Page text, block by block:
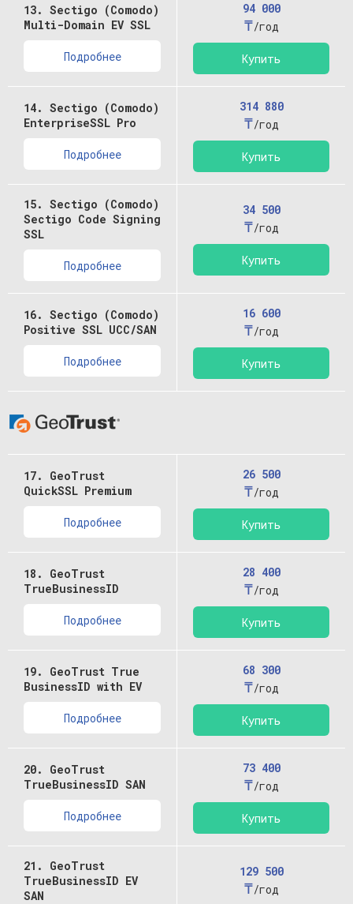
13. Sectigo (Comodo)
Multi-Domain EV SSL
Подробнее
94 000
₸/год
Купить
14. Sectigo (Comodo)
EnterpriseSSL Pro
Подробнее
314 880
₸/год
Купить
15. Sectigo (Comodo)
Sectigo Code Signing
SSL
Подробнее
34 500
₸/год
Купить
16. Sectigo (Comodo)
Positive SSL UCC/SAN
Подробнее
16 600
₸/год
Купить
17. GeoTrust
QuickSSL Premium
Подробнее
26 500
₸/год
Купить
18. GeoTrust
TrueBusinessID
Подробнее
28 400
₸/год
Купить
19. GeoTrust True
BusinessID with EV
Подробнее
68 300
₸/год
Купить
20. GeoTrust
TrueBusinessID SAN
Подробнее
73 400
₸/год
Купить
21. GeoTrust
TrueBusinessID EV
SAN
129 500
₸/год